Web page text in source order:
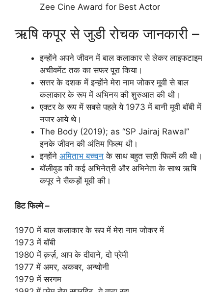
Zee Cine Award for Best Actor
ऋषि कपूर से जुडी रोचक जानकारी –
इन्होंने अपने जीवन में बाल कलाकार से लेकर लाइफटाइम
अचीवमेंट तक का सफर पूरा किया।
सत्तर के दशक में इन्होंने मेरा नाम जोकर मूवी से बाल
कलाकार के रूप में अभिनय की शुरुआत की थी।
एक्टर के रूप में सबसे पहले ये 1973 में बानी मूवी बॉबी में
नजर आये थे।
The Body (2019); as “SP Jairaj Rawal”
इनके जीवन की अंतिम फिल्म थी।
इन्होंने अमिताभ बच्चन के साथ बहुत साऱी फिल्में की थी।
बॉलीवुड की कई अभिनेत्री और अभिनेता के साथ ऋषि
कपूर ने सैकड़ों मूवी की।
हिट फिल्मे –
1970 में बाल कलाकार के रूप में मेरा नाम जोकर में
1973 में बॉबी
1980 में क़र्ज़, आप के दीवाने, दो प्रेमी
1977 में अमर, अकबर, अन्थोनी
1979 में सरगम